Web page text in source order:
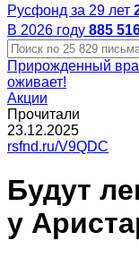
Русфонд за 29 лет
В 2026 году 885
Прирожденный
оживает!
Акции
Прочитали
23.12.2025
rsfnd.ru/V9QDC
Будут
у